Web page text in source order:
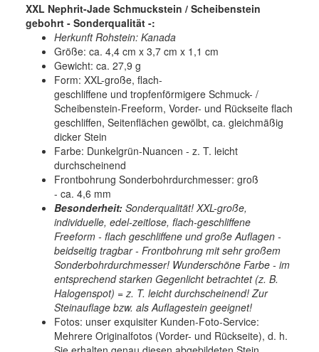
XXL Nephrit-Jade Schmuckstein / Scheibenstein
gebohrt - Sonderqualität -:
Herkunft Rohstein: Kanada
Größe: ca. 4,4 cm x 3,7 cm x 1,1 cm
Gewicht: ca. 27,9 g
Form: XXL-große, flach-
geschliffene und tropfenförmigere Schmuck- /
Scheibenstein-Freeform, Vorder- und Rückseite flach
geschliffen, Seitenflächen gewölbt, ca. gleichmäßig
dicker Stein
Farbe: Dunkelgrün-Nuancen - z. T. leicht
durchscheinend
Frontbohrung Sonderbohrdurchmesser: groß
- ca. 4,6 mm
Besonderheit: Sonderqualität! XXL-große,
individuelle, edel-zeitlose, flach-geschliffene
Freeform - flach geschliffene und große Auflagen -
beidseitig tragbar - Frontbohrung mit sehr großem
Sonderbohrdurchmesser! Wunderschöne Farbe - im
entsprechend starken Gegenlicht betrachtet (z. B.
Halogenspot) = z. T. leicht durchscheinend! Zur
Steinauflage bzw. als Auflagestein geeignet!
Fotos: unser exquisiter Kunden-Foto-Service:
Mehrere Originalfotos (Vorder- und Rückseite), d. h.